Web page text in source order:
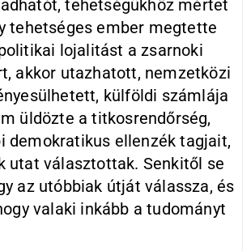
tehetségükhöz mértet
tehetséges ember megtette
lojalitást a zsarnoki
akkor utazhatott, nemzetközi
külföldi számlája
üldözte a titkosrendőrség,
demokratikus ellenzék tagjait,
utat választottak. Senkitől se
az utóbbiak útját válassza, és
valaki inkább a tudományt